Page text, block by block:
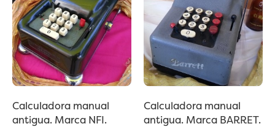
Calculadora manual
antigua. Marca NFI.
Calculadora manual
antigua. Marca BARRET.